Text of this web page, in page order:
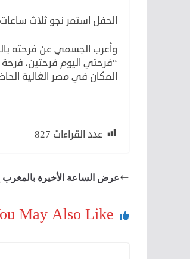
الحفل استمر نجو ثلاث
وأعرب الجسمي عن فرحته
“فرحتي اليوم فرحتين، فرحة
المكان في مصر الغالية
عدد القراءات 827
عرض الساعة الأخيرة بالمغرب
May Also Like